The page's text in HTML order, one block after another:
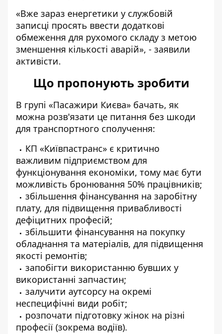
«Вже зараз енергетики у службовій
записці просять ввести додаткові
обмеження для рухомого складу з метою
зменшення кількості аварій», - заявили
активісти.
Що пропонують зробити
В групі «Пасажири Києва» бачать, як
можна розв'язати це питання без шкоди
для транспортного сполучення:
КП «Київпастранс» є критично
важливим підприємством для
функціонування економіки, тому має бути
можливість бронювання 50% працівників;
збільшення фінансування на заробітну
плату, для підвищення привабливості
дефіцитних професій;
збільшити фінансування на покупку
обладнання та матеріалів, для підвищення
якості ремонтів;
запобігти використанню бувших у
використанні запчастин;
залучити аутсорсу на окремі
неспецифічні види робіт;
розпочати підготовку жінок на різні
професії (зокрема водіїв).